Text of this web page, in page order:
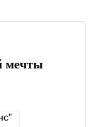
мечты